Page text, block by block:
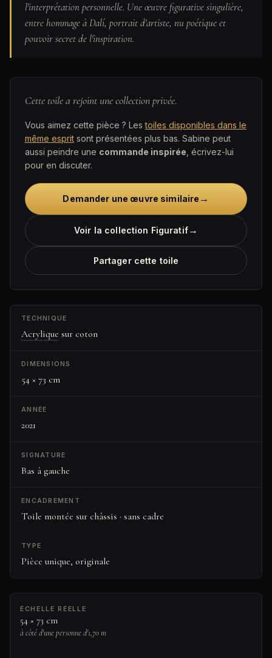
l'interprétation personnelle. Une œuvre figurative singulière,
entre hommage à Dalí, portrait d'artiste, nu poétique et
pouvoir secret de l'inspiration.
Cette toile a rejoint une collection privée.
Vous aimez cette pièce ? Lestoiles disponibles dans le
même esprit sont présentées plus bas. Sabine peut
aussi peindre une commande inspirée , écrivez-lui
pour en discuter.
Demander une œuvre similaire →
Voir la collection Figuratif→
Partager cette toile
TECHNIQUE
Acrylique sur coton
DIMENSIONS
54 × 73 cm
ANNÉE
2021
SIGNATURE
Bas à gauche
ENCADREMENT
Toile montée sur châssis · sans cadre
TYPE
Pièce unique, originale
ÉCHELLE RÉELLE
54 × 73 cm
à côté d'une personne d'1,70 m